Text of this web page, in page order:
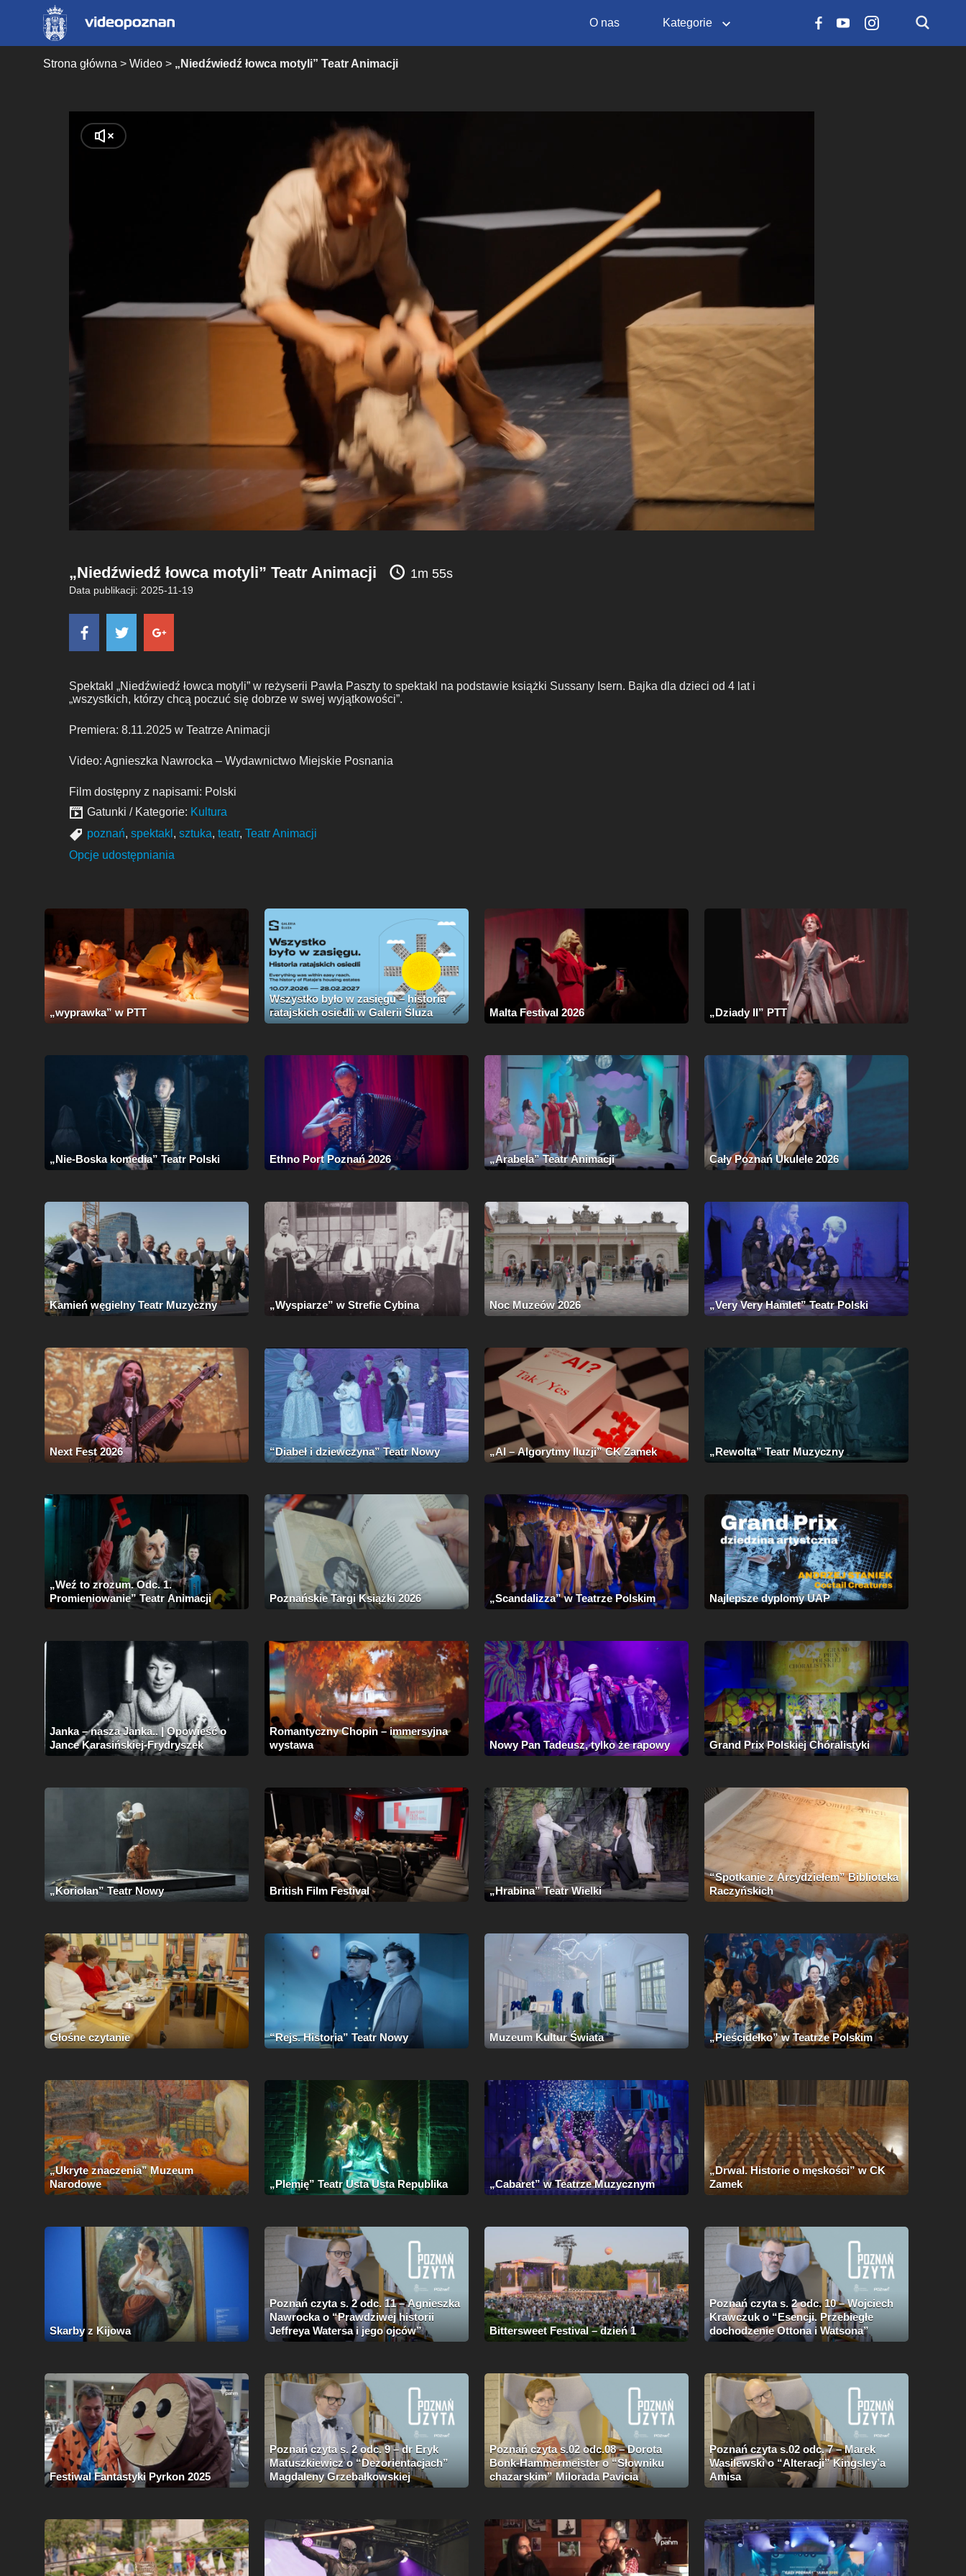
O nas Kategorie
Strona główna > Wideo > „Niedźwiedź łowca motyli” Teatr Animacji
„Niedźwiedź łowca motyli” Teatr Animacji 1m 55s
Data publikacji: 2025-11-19
Spektakl „Niedźwiedź łowca motyli” w reżyserii Pawła Paszty to spektakl na podstawie książki Sussany Isern. Bajka dla dzieci od 4 lat i
„wszystkich, którzy chcą poczuć się dobrze w swej wyjątkowości”.
Premiera: 8.11.2025 w Teatrze Animacji
Video: Agnieszka Nawrocka – Wydawnictwo Miejskie Posnania
Film dostępny z napisami: Polski
Gatunki / Kategorie: Kultura
poznań, spektakl , sztuka, teatr, Teatr Animacji
Opcje udostępniania
„wyprawka” w PTT
Wszystko było w zasięgu – historia
ratajskich osiedli w Galerii Śluza
Malta Festival 2026 „Dziady II” PTT
„Nie-Boska komedia” Teatr Polski Ethno Port Poznań 2026 „Arabela” Teatr Animacji Cały Poznań Ukulele 2026
Kamień węgielny Teatr Muzyczny „Wyspiarze” w Strefie Cybina Noc Muzeów 2026 „Very Very Hamlet” Teatr Polski
Next Fest 2026 “Diabeł i dziewczyna” Teatr Nowy „AI – Algorytmy Iluzji” CK Zamek „Rewolta” Teatr Muzyczny
„Weź to zrozum. Odc. 1.
Promieniowanie” Teatr Animacji
Poznańskie Targi Książki 2026 „Scandalizza” w Teatrze Polskim Najlepsze dyplomy UAP
Janka – nasza Janka.. | Opowieść o
Jance Karasińskiej-Frydryszek
Romantyczny Chopin – immersyjna
wystawa
Nowy Pan Tadeusz, tylko że rapowy Grand Prix Polskiej Chóralistyki
„Koriolan” Teatr Nowy British Film Festival „Hrabina” Teatr Wielki
“Spotkanie z Arcydziełem” Biblioteka
Raczyńskich
Głośne czytanie “Rejs. Historia” Teatr Nowy Muzeum Kultur Świata „Pieścidełko” w Teatrze Polskim
„Ukryte znaczenia” Muzeum
Narodowe
„Plemię” Teatr Usta Usta Republika „Cabaret” w Teatrze Muzycznym
„Drwal. Historie o męskości” w CK
Zamek
Skarby z Kijowa
Poznań czyta s. 2 odc. 11 – Agnieszka
Nawrocka o “Prawdziwej historii
Jeffreya Watersa i jego ojców”
Bittersweet Festival – dzień 1
Poznań czyta s. 2 odc. 10 – Wojciech
Krawczuk o “Esencji. Przebiegłe
dochodzenie Ottona i Watsona”
Festiwal Fantastyki Pyrkon 2025
Poznań czyta s. 2 odc. 9 – dr Eryk
Matuszkiewicz o “Dezorientacjach”
Magdaleny Grzebałkowskiej
Poznań czyta s.02 odc.08 – Dorota
Bonk-Hammermeister o “Słowniku
chazarskim” Milorada Pavicia
Poznań czyta s.02 odc. 7 – Marek
Wasilewski o “Alteracji” Kingsley’a
Amisa